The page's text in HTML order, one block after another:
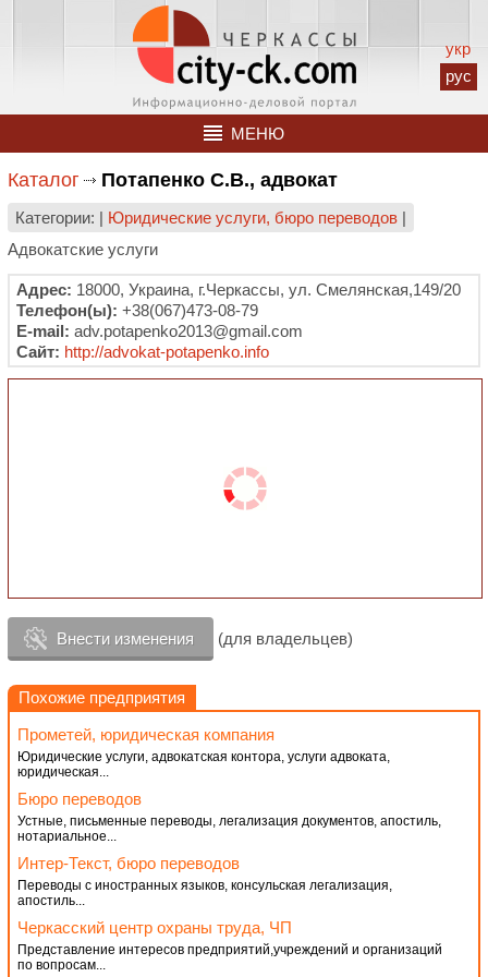
укр
рус
МЕНЮ
Каталог Потапенко С.В., адвокат
Категории: | Юридические услуги, бюро переводов |
Адвокатские услуги
Адрес: 18000, Украина, г.Черкассы, ул. Смелянская,149/20
Телефон(ы): +38(067)473-08-79
E-mail: adv.potapenko2013@gmail.com
Сайт: http://advokat-potapenko.info
Внести изменения (для владельцев)
Похожие предприятия
Прометей, юридическая компания
Юридические услуги, адвокатская контора, услуги адвоката,
юридическая...
Бюро переводов
Устные, письменные переводы, легализация документов, апостиль,
нотариальное...
Интер-Текст, бюро переводов
Переводы с иностранных языков, консульская легализация,
апостиль...
Черкасский центр охраны труда, ЧП
Представление интересов предприятий,учреждений и организаций
по вопросам...